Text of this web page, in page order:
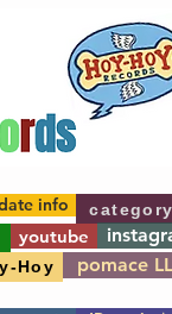
youtube
Hoy pomace
info